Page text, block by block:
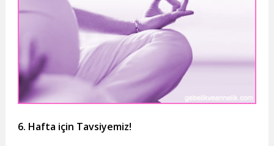
6. Hafta için Tavsiyemiz!